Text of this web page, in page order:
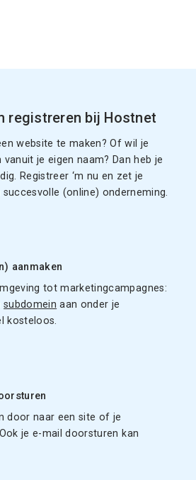
registreren bij Hostnet
website te maken? Of wil je
je eigen naam? Dan heb je
Registreer ‘m nu en zet je
(online) onderneming.
aanmaken
tot marketingcampagnes:
subdomein aan onder je
kosteloos.
door naar een site of je
je e-mail doorsturen kan